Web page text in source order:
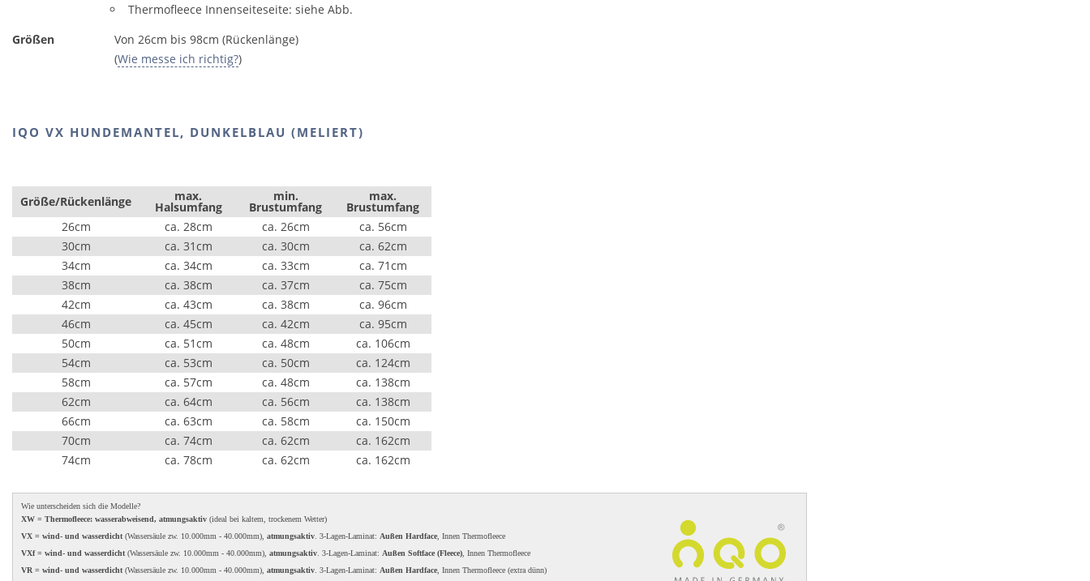
Thermofleece Innenseiteseite: siehe Abb.
Größen
Von 26cm bis 98cm (Rückenlänge)
(Wie messe ich richtig?)
IQO VX HUNDEMANTEL, DUNKELBLAU (MELIERT)
Größe/Rückenlänge max.
Halsumfang
min.
Brustumfang
max.
Brustumfang
26cm
ca. 28cm ca. 26cm
ca. 56cm
30cm
ca. 31cm ca. 30cm
ca. 62cm
34cm
ca. 34cm ca. 33cm
ca. 71cm
38cm
ca. 38cm ca. 37cm
ca. 75cm
42cm
ca. 43cm ca. 38cm
ca. 96cm
46cm
ca. 45cm ca. 42cm
ca. 95cm
50cm
ca. 51cm ca. 48cm
ca. 106cm
54cm
ca. 53cm ca. 50cm
ca. 124cm
58cm
ca. 57cm ca. 48cm
ca. 138cm
62cm
ca. 64cm ca. 56cm
ca. 138cm
66cm
ca. 63cm ca. 58cm
ca. 150cm
70cm
ca. 74cm ca. 62cm
ca. 162cm
74cm
ca. 78cm ca. 62cm ca. 162cm
Wie unterscheiden sich die Modelle?
XW = Thermofleece: wasserabweisend, atmungsaktiv (ideal bei kaltem, trockenem Wetter)
VX = wind- und wasserdicht (Wassersäule zw. 10.000mm - 40.000mm), atmungsaktiv . 3-Lagen-Laminat: Außen Hardface , Innen Thermofleece
VXf = wind- und wasserdicht (Wassersäule zw. 10.000mm - 40.000mm), atmungsaktiv . 3-Lagen-Laminat: Außen Softface (Fleece) , Innen Thermofleece
VR = wind- und wasserdicht (Wassersäule zw. 10.000mm - 40.000mm), atmungsaktiv . 3-Lagen-Laminat: Außen Hardface , Innen Thermofleece (extra dünn)